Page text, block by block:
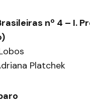
nº 4 – I.
Platchek